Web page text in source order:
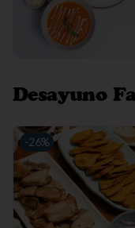
Desayuno
-26%